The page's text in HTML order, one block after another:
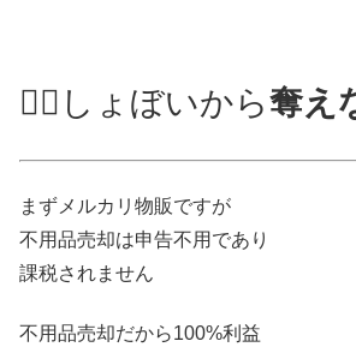
🏴‍☠️しょぼいから奪え
まずメルカリ物販ですが
不用品売却は申告不用であり
課税されません
不用品売却だから100%利益